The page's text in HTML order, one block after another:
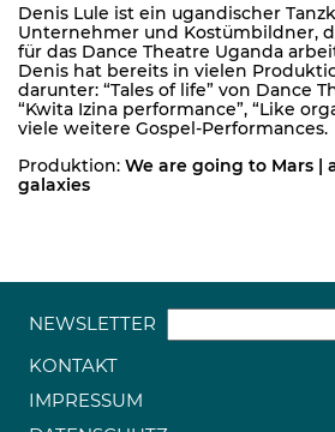
Denis Lule ist ein ugandischer
Unternehmer und Kostümbildner,
für das Dance Theatre Uganda
Denis hat bereits in vielen
darunter: “Tales of life” von Dance
“Kwita Izina performance”, “Like
viele weitere Gospel-Performances.
Produktion: We are going to Mars |
galaxies
NEWSLETTER
KONTAKT
IMPRESSUM